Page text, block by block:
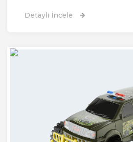
Detaylı İncele